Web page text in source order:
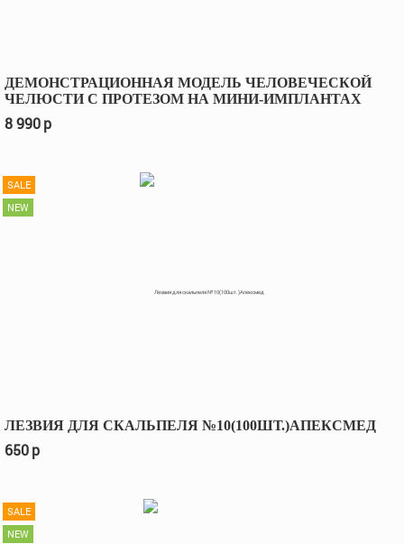
ДЕМОНСТРАЦИОННАЯ МОДЕЛЬ ЧЕЛОВЕЧЕСКОЙ
ЧЕЛЮСТИ С ПРОТЕЗОМ НА МИНИ-ИМПЛАНТАХ
8 990p
ЛЕЗВИЯ ДЛЯ СКАЛЬПЕЛЯ №10(100ШТ.)АПЕКСМЕД
650p
SALE
NEW
SALE
NEW